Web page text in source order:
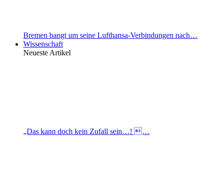
Bremen bangt um seine Lufthansa-Verbindungen nach…
Wissenschaft
Neueste Artikel
„Das kann doch kein Zufall sein…! …